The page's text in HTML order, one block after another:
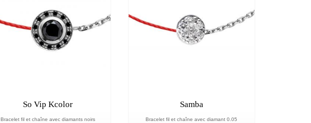
So Vip Kcolor
Bracelet fil et chaîne avec diamants noirs
Samba
Bracelet fil et chaîne avec diamant 0.05